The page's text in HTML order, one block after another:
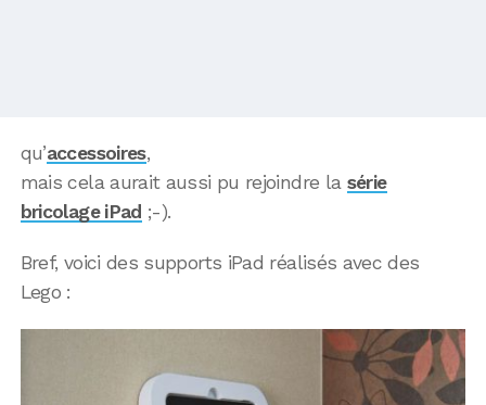
qu’accessoires,
mais cela aurait aussi pu rejoindre la série
bricolage iPad ;-).
Bref, voici des supports iPad réalisés avec des
Lego :